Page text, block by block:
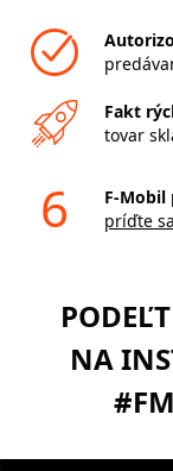
Fakt
tovar
6
F-Mobil
príďte
NA